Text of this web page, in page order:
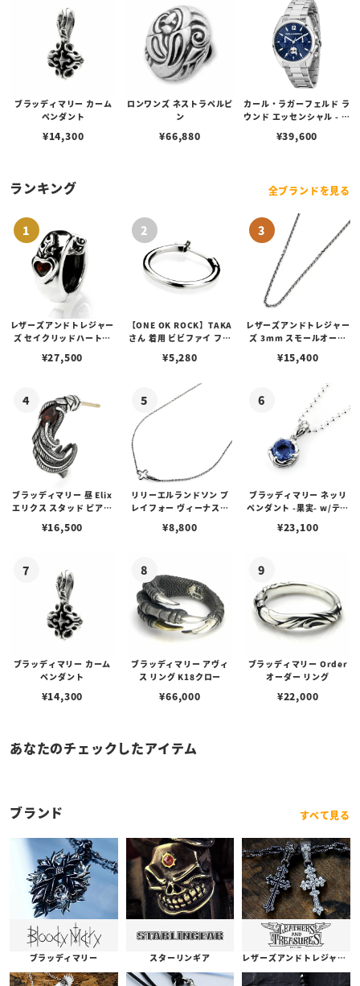
ブラッディマリー カーム
ペンダント
¥14,300
ロンワンズ ネストラペルピ
ン
¥66,880
カール・ラガーフェルド ラ
ウンド エッセンシャル - マ
コン ダイヤル シルバー
¥39,600
ランキング 全ブランドを見る
レザーズアンドトレジャー
ズ セイクリッドハートピ
¥27,500
【ONE OK ROCK】TAKA
さん 着用 ビビファイ フー
¥5,280
レザーズアンドトレジャー
ズ 3mm スモールオーバ
ブスタークラスプ＆LTロ
¥15,400
ブラッディマリー 昼 Elix
エリクス スタッド ピアス
¥16,500
リリーエルランドソン プ
レイフォー ヴィーナスチ
¥8,800
ブラッディマリー ネッリ
ペンダント -果実- w/ティ
¥23,100
ブラッディマリー カーム
ペンダント
¥14,300
ブラッディマリー アヴィ
ス リング K18クロー
¥66,000
ブラッディマリー Order
オーダー リング
¥22,000
あなたのチェックしたアイテム
ブランド すべて見る
ブラッディマリー スターリンギア レザーズアンドトレジャーズ